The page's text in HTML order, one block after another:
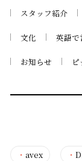
スタッフ紹介
文化 英語で
お知らせ
・ avex ・